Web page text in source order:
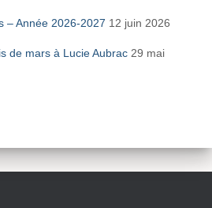
– Année 2026-2027 12 juin 2026
de mars à Lucie Aubrac 29 mai